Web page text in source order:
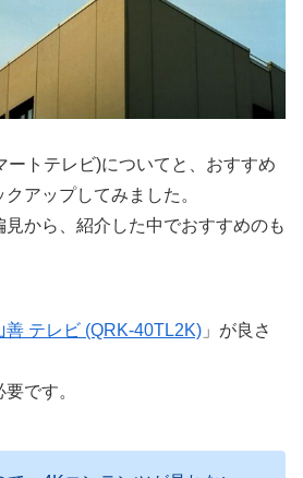
ートテレビ)についてと、おすすめ
アップしてみました。
から、紹介した中でおすすめのも
善 テレビ (QRK-40TL2K) 」が良さ
です。